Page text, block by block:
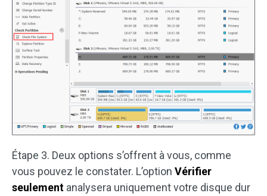
Étape 3. Deux options s’offrent à vous, comme
vous pouvez le constater. L’option Vérifier
seulement analysera uniquement votre disque dur